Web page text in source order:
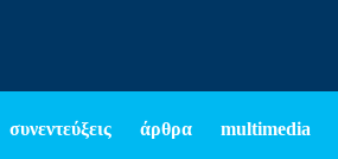
συνεντεύξεις άρθρα multimedia